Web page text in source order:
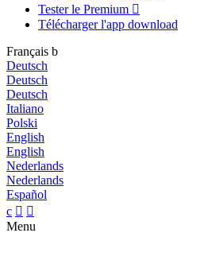
Tester le Premium 
Télécharger l'app download
Français b
Deutsch
Deutsch
Deutsch
Italiano
Polski
English
English
Nederlands
Nederlands
Español
c  
Menu